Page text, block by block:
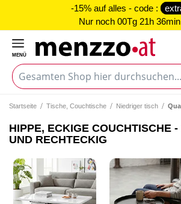
-15% auf alles - code :
Nur noch 00Tg 21h
MENÜ
Startseite Tische, Couchtische Niedriger tisch
HIPPE, ECKIGE COUCHTISCHE
UND RECHTECKIG